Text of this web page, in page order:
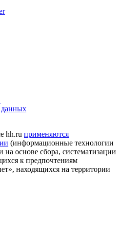
данных
hh.ru применяются
(информационные технологии
основе сбора, систематизации
к предпочтениям
находящихся на территории